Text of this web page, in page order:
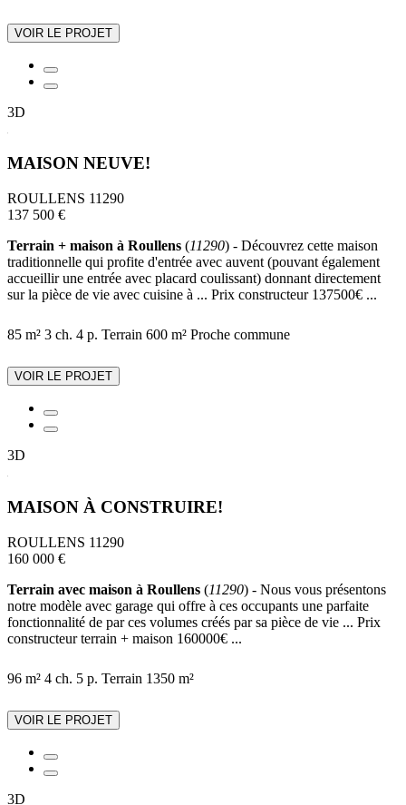
VOIR LE PROJET
3D
MAISON NEUVE!
ROULLENS 11290
137 500 €
Terrain + maison à Roullens (11290) - Découvrez cette maison
traditionnelle qui profite d'entrée avec auvent (pouvant également
accueillir une entrée avec placard coulissant) donnant directement
sur la pièce de vie avec cuisine à ... Prix constructeur 137500€ ...
85 m² 3 ch. 4 p. Terrain 600 m² Proche commune
VOIR LE PROJET
3D
MAISON À CONSTRUIRE!
ROULLENS 11290
160 000 €
Terrain avec maison à Roullens (11290) - Nous vous présentons
notre modèle avec garage qui offre à ces occupants une parfaite
fonctionnalité de par ces volumes créés par sa pièce de vie ... Prix
constructeur terrain + maison 160000€ ...
96 m² 4 ch. 5 p. Terrain 1350 m²
VOIR LE PROJET
3D